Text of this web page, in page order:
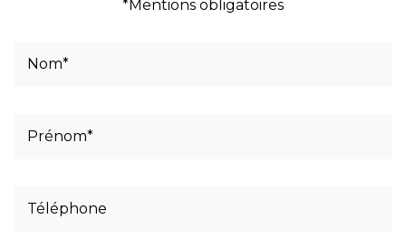
*Mentions obligatoires